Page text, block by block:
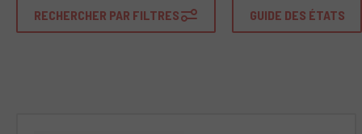
RECHERCHER PAR FILTRES GUIDE DES ÉTATS